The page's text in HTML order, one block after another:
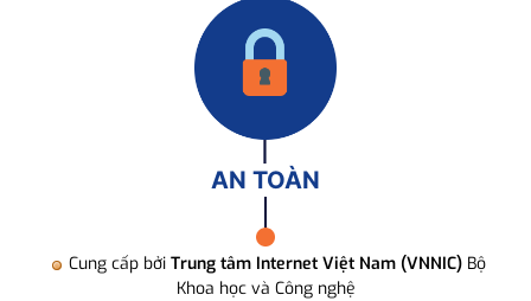
AN TOÀN
Cung cấp bởi Trung tâm Internet Việt Nam (VNNIC) Bộ
Khoa học và Công nghệ